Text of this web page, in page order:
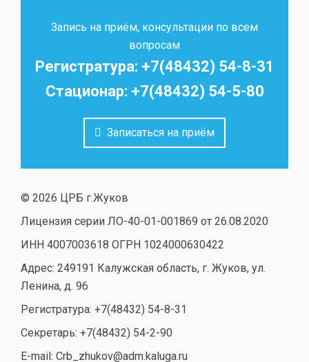
Запись на приём, консультации по всем
вопросам
Регистратура: +7(48432) 54-8-31
Стационар: +7(48432) 54-5-80
Записаться на приём
© 2026 ЦРБ г.Жуков
Лицензия серии ЛО-40-01-001869 от 26.08.2020
ИНН 4007003618 ОГРН 1024000630422
Адрес: 249191 Калужская область, г. Жуков, ул.
Ленина, д. 96
Регистратура: +7(48432) 54-8-31
Секретарь: +7(48432) 54-2-90
E-mail: Crb_zhukov@adm.kaluga.ru